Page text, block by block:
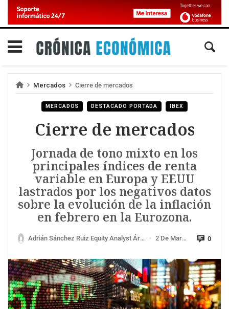
Mercados Cierre de mercados
MERCADOS DESTACADO PORTADA IBEX
Cierre de mercados
Jornada de tono mixto en los
principales índices de renta
variable en Europa y EEUU
lastrados por los negativos datos
sobre la evolución de la inflación
en febrero en la Eurozona.
Adrián Sánchez Ruiz Equity Analyst Área De Inversiones Y Productos — 2 De Marzo De 2023 0